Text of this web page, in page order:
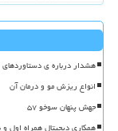
هشدار درباره ی
انواع ریزش مو و درمان آن
جهش پنهان سوخو ۵۷
همکاری دیجیتال همراه اول